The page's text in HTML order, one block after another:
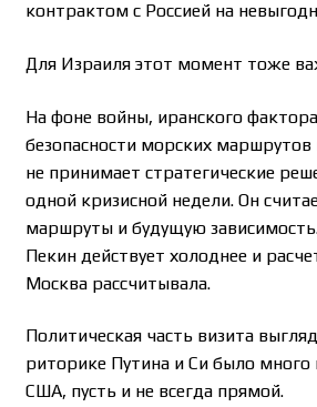
контрактом с Россией на
Для Израиля этот момент тоже
На фоне войны, иранского
безопасности морских
не принимает стратегические
одной кризисной недели. Он
маршруты и будущую
Пекин действует холоднее и
Москва рассчитывала.
Политическая часть визита
риторике Путина и Си было много
США, пусть и не всегда прямой.